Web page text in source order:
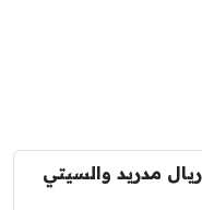
مدريد والسيتي